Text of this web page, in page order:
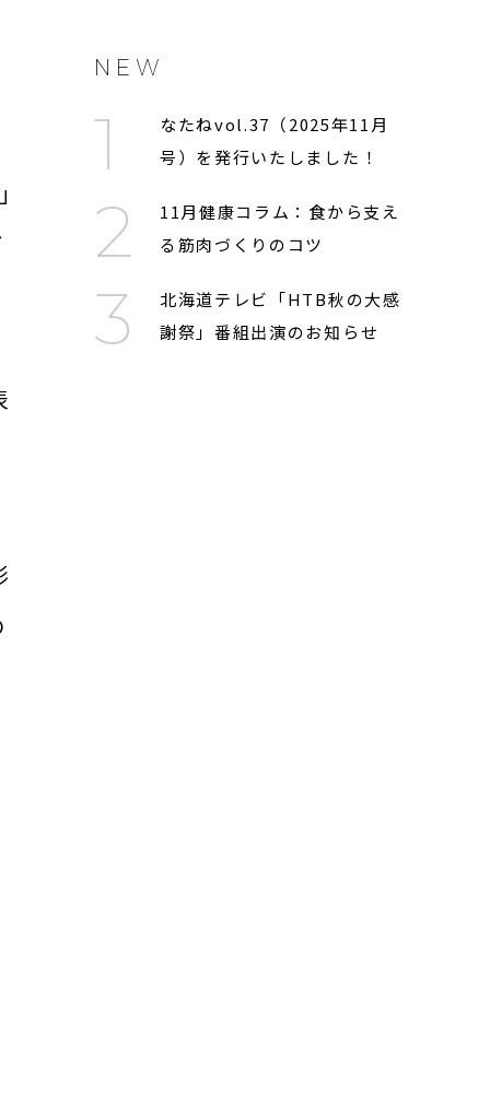
NEW
なたねvol.37（2025年11月
号）を発行いたしました！
11月健康コラム：食から支え
る筋肉づくりのコツ
北海道テレビ「HTB秋の大感
謝祭」番組出演のお知らせ